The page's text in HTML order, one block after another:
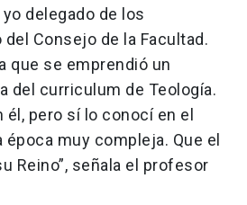
delegado de los
Consejo de la Facultad.
que se emprendió un
del curriculum de Teología.
pero sí lo conocí en el
muy compleja. Que el
Reino”, señala el profesor